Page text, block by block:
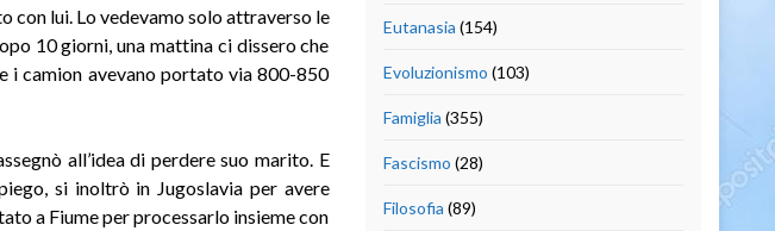
con lui. Lo vedevamo solo attraverso le
10 giorni, una mattina ci dissero che
i camion avevano portato via 800-850
all’idea di perdere suo marito. E
si inoltrò in Jugoslavia per avere
a Fiume per processarlo insieme con
Eutanasia (154)
Evoluzionismo (103)
Famiglia (355)
Fascismo (28)
Filosofia (89)